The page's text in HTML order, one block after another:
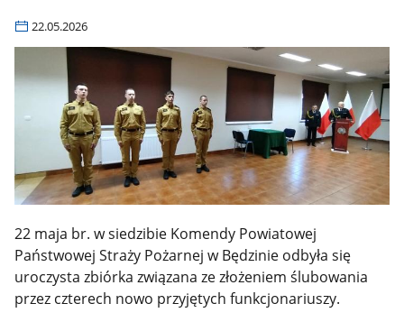
22.05.2026
22 maja br. w siedzibie Komendy Powiatowej
Państwowej Straży Pożarnej w Będzinie odbyła się
uroczysta zbiórka związana ze złożeniem ślubowania
przez czterech nowo przyjętych funkcjonariuszy.